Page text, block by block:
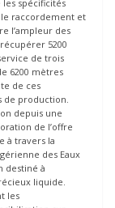
spécificités
le raccordement et
l’ampleur des
5200
de trois
6200 mètres
de ces
de production.
depuis une
de l’offre
à travers la
des Eaux
destiné à
liquide.
les